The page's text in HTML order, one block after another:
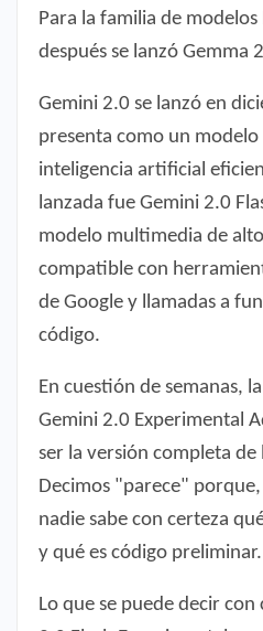
Para la familia de modelos
después se lanzó Gemma
Gemini 2.0 se lanzó en
presenta como un modelo
inteligencia artificial
lanzada fue Gemini 2.0
modelo multimedia de
compatible con
de Google y llamadas a
código.
En cuestión de semanas,
Gemini 2.0 Experimental
ser la versión completa
Decimos "parece"
nadie sabe con certeza
y qué es código preliminar.
Lo que se puede decir